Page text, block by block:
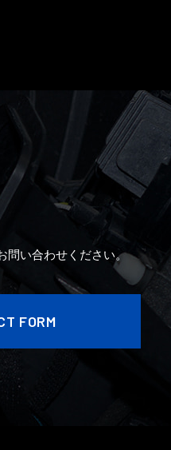
2020年7月
2020年6月
2020年5月
2020年4月
問い合わせください。
FORM